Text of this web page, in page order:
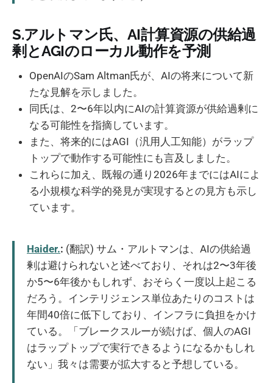
S.アルトマン氏、AI計算資源の供給過
剰とAGIのローカル動作を予測
OpenAIのSam Altman氏が、AIの将来について新
たな見解を示しました。
同氏は、2〜6年以内にAIの計算資源が供給過剰に
なる可能性を指摘しています。
また、将来的にはAGI（汎用人工知能）がラップ
トップで動作する可能性にも言及しました。
これらに加え、既報の通り2026年までにはAIによ
る小規模な科学的発見が実現するとの見方も示し
ています。
Haider.: (翻訳) サム・アルトマンは、AIの供給過
剰は避けられないと述べており、それは2〜3年後
か5〜6年後かもしれず、おそらく一度以上起こる
だろう。インテリジェンス単位あたりのコストは
年間40倍に低下しており、インフラに負担をかけ
ている。「ブレークスルーが続けば、個人のAGI
はラップトップで実行できるようになるかもしれ
ない」我々は需要が拡大すると予想している。